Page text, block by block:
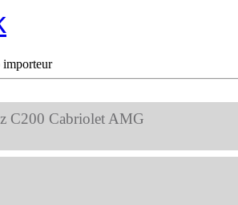
importeur
C200 Cabriolet AMG